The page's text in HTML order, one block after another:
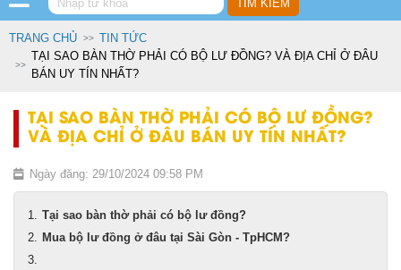
TRANG CHỦ
TIN TỨC
TẠI SAO BÀN THỜ PHẢI CÓ BỘ LƯ ĐỒNG? VÀ ĐỊA CHỈ Ở ĐÂU
BÁN UY TÍN NHẤT?
TẠI SAO BÀN THỜ PHẢI CÓ BỘ LƯ ĐỒNG?
VÀ ĐỊA CHỈ Ở ĐÂU BÁN UY TÍN NHẤT?
Ngày đăng: 29/10/2024 09:58 PM
Tại sao bàn thờ phải có bộ lư đồng?
Mua bộ lư đồng ở đâu tại Sài Gòn - TpHCM?